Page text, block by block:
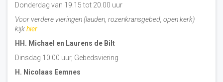
Donderdag van 19.15 tot 20.00 uur
Voor verdere vieringen (lauden, rozenkransgebed, open kerk)
kijkhier
HH. Michael en Laurens de Bilt
Dinsdag 10:00 uur, Gebedsviering
H. Nicolaas Eemnes